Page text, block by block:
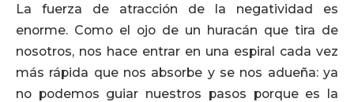
La fuerza de atracción de la negatividad es
enorme. Como el ojo de un huracán que tira de
nosotros, nos hace entrar en una espiral cada vez
más rápida que nos absorbe y se nos adueña: ya
no podemos guiar nuestros pasos porque es la